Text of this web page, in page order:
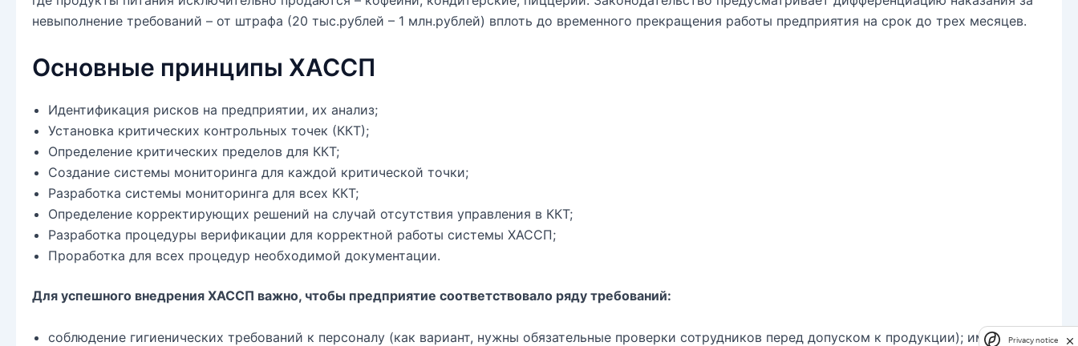
невыполнение требований – от штрафа (20 тыс.рублей – 1 млн.рублей) вплоть до временного прекращения работы предприятия на срок до трех месяцев.
Основные принципы ХАССП
Идентификация рисков на предприятии, их анализ;
Установка критических контрольных точек (ККТ);
Определение критических пределов для ККТ;
Создание системы мониторинга для каждой критической точки;
Разработка системы мониторинга для всех ККТ;
Определение корректирующих решений на случай отсутствия управления в ККТ;
Разработка процедуры верификации для корректной работы системы ХАССП;
Проработка для всех процедур необходимой документации.
Для успешного внедрения ХАССП важно, чтобы предприятие соответствовало ряду требований:
соблюдение гигиенических требований к персоналу (как вариант, нужны обязательные проверки сотрудников перед допуском к продукции); имеютPrivacy notice